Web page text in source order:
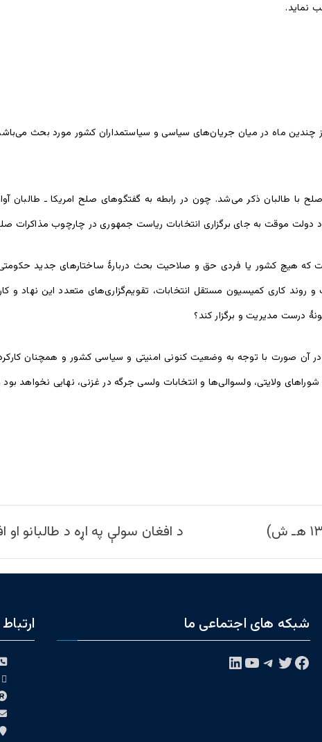
نماید.
چندین ماه در میان جریان‌های سیاسی و سیاستمداران کشور مورد بحث
با طالبان ذکر می‌شد. چون در رابطه به گفتگوهای صلح امریکا ـ طالبان
دولت موقت به جای برگزاری انتخابات ریاست جمهوری در چارچوب
که هیچ کشور یا فردی حق و صلاحیت بحث دربارۀ ساختارهای جدید حکومتی
کاری کمیسیون مستقل انتخابات، تقویم‌گزاری‌های متعدد این نهاد و
درست مدیریت و برگزار کند؟
آن صورت با توجه به وضعیت کنونی امنیتی و سیاسی کشور و همچنان
ولایتی، ولسوالی‌ها و انتخابات ولسی جرگه در غزنی، نهایی نخواهد
د افغان سولې په اړه د طالبانو
شبکه های اجتماعی ما
فیس‌بوکتوییتر تلگرام یوتیوبلینکداین